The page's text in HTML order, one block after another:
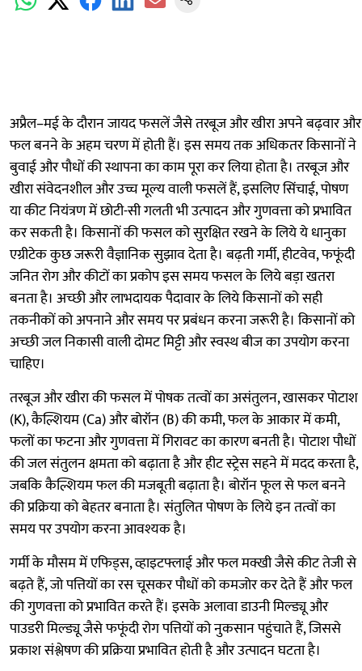
अप्रैल–मई के दौरान जायद फसलें जैसे तरबूज और खीरा अपने बढ़वार और
फल बनने के अहम चरण में होती हैं। इस समय तक अधिकतर किसानों ने
बुवाई और पौधों की स्थापना का काम पूरा कर लिया होता है। तरबूज और
खीरा संवेदनशील और उच्च मूल्य वाली फसलें हैं, इसलिए सिंचाई, पोषण
या कीट नियंत्रण में छोटी-सी गलती भी उत्पादन और गुणवत्ता को प्रभावित
कर सकती है। किसानों की फसल को सुरक्षित रखने के लिये ये धानुका
एग्रीटेक कुछ जरूरी वैज्ञानिक सुझाव देता है। बढ़ती गर्मी, हीटवेव, फफूंदी
जनित रोग और कीटों का प्रकोप इस समय फसल के लिये बड़ा खतरा
बनता है। अच्छी और लाभदायक पैदावार के लिये किसानों को सही
तकनीकों को अपनाने और समय पर प्रबंधन करना जरूरी है। किसानों को
अच्छी जल निकासी वाली दोमट मिट्टी और स्वस्थ बीज का उपयोग करना
चाहिए।
तरबूज और खीरा की फसल में पोषक तत्वों का असंतुलन, खासकर पोटाश
(K), कैल्शियम (Ca) और बोरॉन (B) की कमी, फल के आकार में कमी,
फलों का फटना और गुणवत्ता में गिरावट का कारण बनती है। पोटाश पौधों
की जल संतुलन क्षमता को बढ़ाता है और हीट स्ट्रेस सहने में मदद करता है,
जबकि कैल्शियम फल की मजबूती बढ़ाता है। बोरॉन फूल से फल बनने
की प्रक्रिया को बेहतर बनाता है। संतुलित पोषण के लिये इन तत्वों का
समय पर उपयोग करना आवश्यक है।
गर्मी के मौसम में एफिड्स, व्हाइटफ्लाई और फल मक्खी जैसे कीट तेजी से
बढ़ते हैं, जो पत्तियों का रस चूसकर पौधों को कमजोर कर देते हैं और फल
की गुणवत्ता को प्रभावित करते हैं। इसके अलावा डाउनी मिल्ड्यू और
पाउडरी मिल्ड्यू जैसे फफूंदी रोग पत्तियों को नुकसान पहुंचाते हैं, जिससे
प्रकाश संश्लेषण की प्रक्रिया प्रभावित होती है और उत्पादन घटता है।